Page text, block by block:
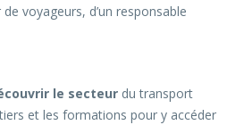
voyageurs, d’un responsable
le secteur du transport
et les formations pour y accéder